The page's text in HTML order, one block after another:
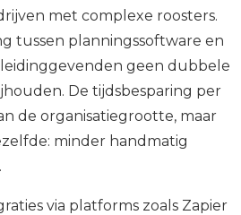
met complexe roosters.
tussen planningssoftware en
geen dubbele
De tijdsbesparing per
de organisatiegrootte, maar
minder handmatig
via platforms zoals Zapier